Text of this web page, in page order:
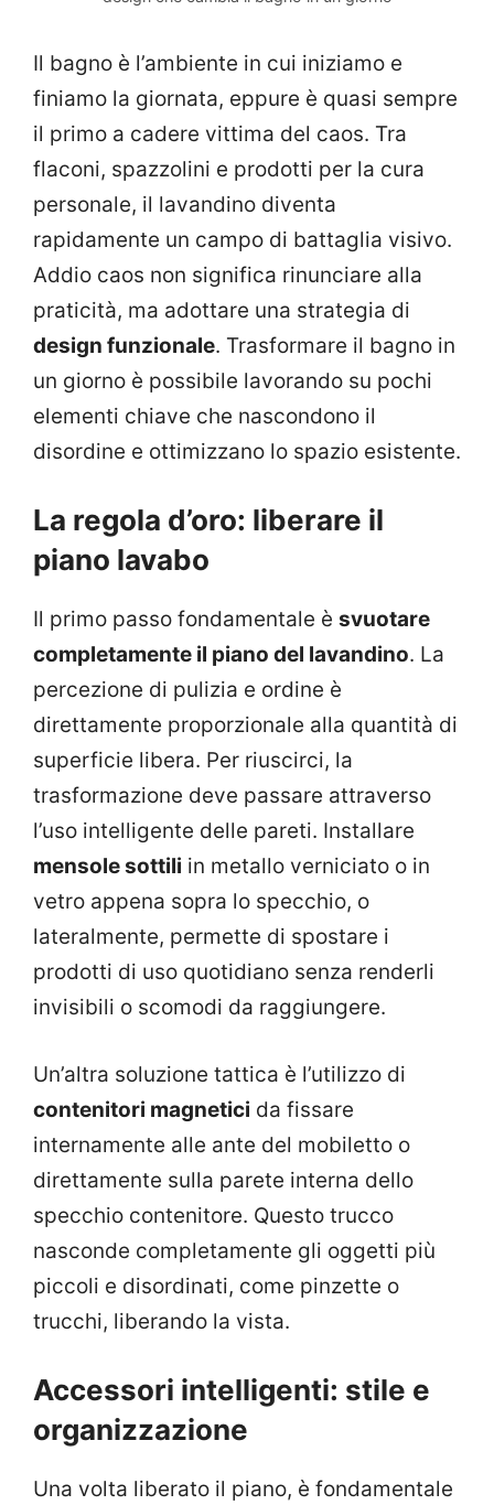
Il bagno è l’ambiente in cui iniziamo e
finiamo la giornata, eppure è quasi sempre
il primo a cadere vittima del caos. Tra
flaconi, spazzolini e prodotti per la cura
personale, il lavandino diventa
rapidamente un campo di battaglia visivo.
Addio caos non significa rinunciare alla
praticità, ma adottare una strategia di
design funzionale. Trasformare il bagno in
un giorno è possibile lavorando su pochi
elementi chiave che nascondono il
disordine e ottimizzano lo spazio esistente.
La regola d’oro: liberare il
piano lavabo
Il primo passo fondamentale è svuotare
completamente il piano del lavandino. La
percezione di pulizia e ordine è
direttamente proporzionale alla quantità di
superficie libera. Per riuscirci, la
trasformazione deve passare attraverso
l’uso intelligente delle pareti. Installare
mensole sottili in metallo verniciato o in
vetro appena sopra lo specchio, o
lateralmente, permette di spostare i
prodotti di uso quotidiano senza renderli
invisibili o scomodi da raggiungere.
Un’altra soluzione tattica è l’utilizzo di
contenitori magnetici da fissare
internamente alle ante del mobiletto o
direttamente sulla parete interna dello
specchio contenitore. Questo trucco
nasconde completamente gli oggetti più
piccoli e disordinati, come pinzette o
trucchi, liberando la vista.
Accessori intelligenti: stile e
organizzazione
Una volta liberato il piano, è fondamentale